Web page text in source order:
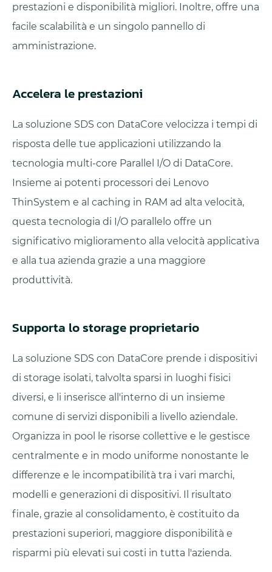
prestazioni e disponibilità migliori. Inoltre, offre una
facile scalabilità e un singolo pannello di
amministrazione.
Accelera le prestazioni
La soluzione SDS con DataCore velocizza i tempi di
risposta delle tue applicazioni utilizzando la
tecnologia multi-core Parallel I/O di DataCore.
Insieme ai potenti processori dei Lenovo
ThinSystem e al caching in RAM ad alta velocità,
questa tecnologia di I/O parallelo offre un
significativo miglioramento alla velocità applicativa
e alla tua azienda grazie a una maggiore
produttività.
Supporta lo storage proprietario
La soluzione SDS con DataCore prende i dispositivi
di storage isolati, talvolta sparsi in luoghi fisici
diversi, e li inserisce all'interno di un insieme
comune di servizi disponibili a livello aziendale.
Organizza in pool le risorse collettive e le gestisce
centralmente e in modo uniforme nonostante le
differenze e le incompatibilità tra i vari marchi,
modelli e generazioni di dispositivi. Il risultato
finale, grazie al consolidamento, è costituito da
prestazioni superiori, maggiore disponibilità e
risparmi più elevati sui costi in tutta l'azienda.